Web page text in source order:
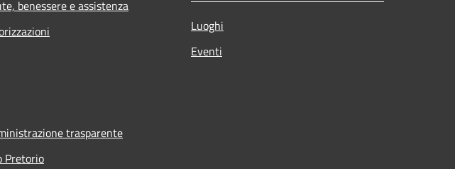
benessere e assistenza
Luoghi
Eventi
trasparente
Pretorio